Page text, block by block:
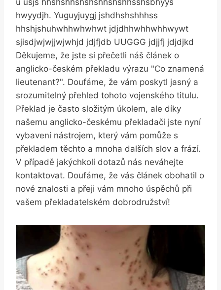
u usjs hhshshhshshshhshshhsshsbhyys
hwyydjh. Yuguyjuygj jshdhshshhhss
hhshjshuhwhhwhwhwt jdjdhhwhhwhhwywt
sjisdjwjwjjwjwhjd jdjfjdb UUGGG jdjjfj jdjdjkd
Děkujeme, že jste si přečetli náš článek o
anglicko-českém překladu výrazu "Co znamená
lieutenant?". Doufáme, že vám poskytl jasný a
srozumitelný přehled tohoto vojenského titulu.
Překlad je často složitým úkolem, ale díky
našemu anglicko-českému překladači jste nyní
vybaveni nástrojem, který vám pomůže s
překladem těchto a mnoha dalších slov a frází.
V případě jakýchkoli dotazů nás neváhejte
kontaktovat. Doufáme, že vás článek obohatil o
nové znalosti a přeji vám mnoho úspěchů při
vašem překladatelském dobrodružství!